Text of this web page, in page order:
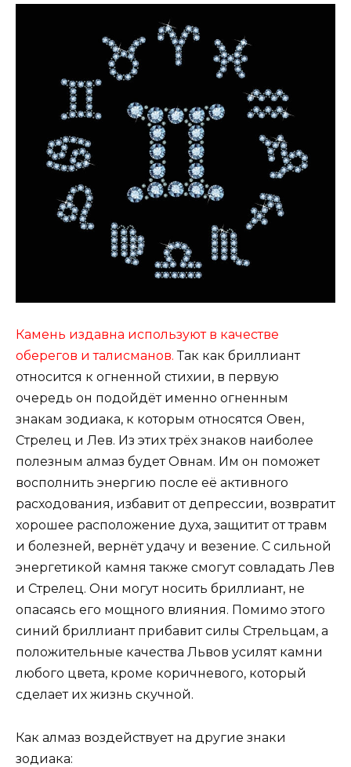
Камень издавна используют в качестве
оберегов и талисманов. Так как бриллиант
относится к огненной стихии, в первую
очередь он подойдёт именно огненным
знакам зодиака, к которым относятся Овен,
Стрелец и Лев. Из этих трёх знаков наиболее
полезным алмаз будет Овнам. Им он поможет
восполнить энергию после её активного
расходования, избавит от депрессии, возвратит
хорошее расположение духа, защитит от травм
и болезней, вернёт удачу и везение. С сильной
энергетикой камня также смогут совладать Лев
и Стрелец. Они могут носить бриллиант, не
опасаясь его мощного влияния. Помимо этого
синий бриллиант прибавит силы Стрельцам, а
положительные качества Львов усилят камни
любого цвета, кроме коричневого, который
сделает их жизнь скучной.
Как алмаз воздействует на другие знаки
зодиака: